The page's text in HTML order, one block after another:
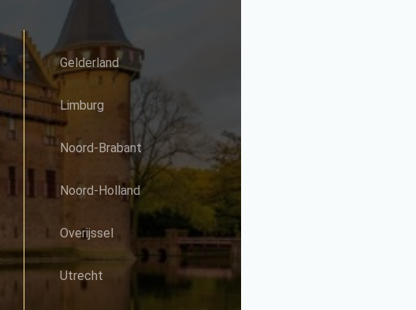
Gelderland
Limburg
Noord-Brabant
Noord-Holland
Overijssel
Utrecht